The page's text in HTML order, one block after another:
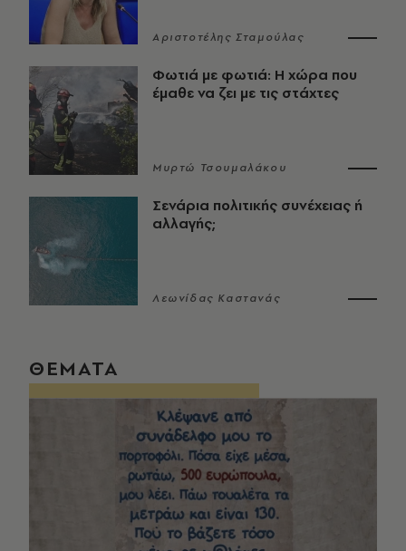
Αριστοτέλης Σταμούλας
Φωτιά με φωτιά: Η χώρα που
έμαθε να ζει με τις στάχτες
Μυρτώ Τσουμαλάκου
Σενάρια πολιτικής συνέχειας ή
αλλαγής;
Λεωνίδας Καστανάς
ΘΕΜΑΤΑ